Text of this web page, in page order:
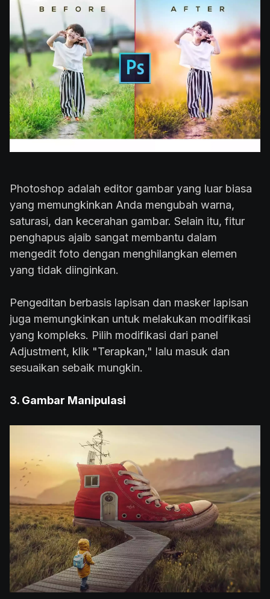
Photoshop adalah editor gambar yang luar biasa
yang memungkinkan Anda mengubah warna,
saturasi, dan kecerahan gambar. Selain itu, fitur
penghapus ajaib sangat membantu dalam
mengedit foto dengan menghilangkan elemen
yang tidak diinginkan.
Pengeditan berbasis lapisan dan masker lapisan
juga memungkinkan untuk melakukan modifikasi
yang kompleks. Pilih modifikasi dari panel
Adjustment, klik "Terapkan," lalu masuk dan
sesuaikan sebaik mungkin.
3. Gambar Manipulasi